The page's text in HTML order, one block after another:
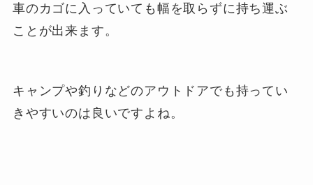
車のカゴに入っていても幅を取らずに持ち運ぶ
ことが出来ます。
キャンプや釣りなどのアウトドアでも持ってい
きやすいのは良いですよね。